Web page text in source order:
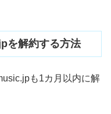
を解約する方法
も1カ月以内に解